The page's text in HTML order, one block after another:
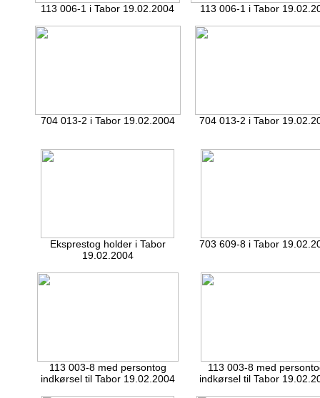
113 006-1 i Tabor 19.02.2004 113 006-1 i Tabor
704 013-2 i Tabor 19.02.2004 704 013-2 i Tabor
Eksprestog holder i Tabor
19.02.2004
703 609-8 i Tabor
113 003-8 med persontog
indkørsel til Tabor 19.02.2004
113 003-8 med
indkørsel til Tabor